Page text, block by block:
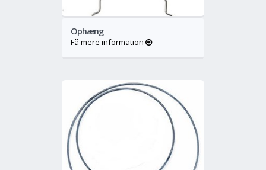
Ophæng
Få mere information
Mere